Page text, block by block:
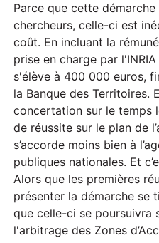
Parce que cette
chercheurs, celle-ci est
coût. En incluant la
prise en charge par
s'élève à 400 000 euros,
la Banque des Territoires.
concertation sur le temps
de réussite sur le plan de
s’accorde moins bien à
publiques nationales. Et
Alors que les premières
présenter la démarche se
que celle-ci se poursuivra
l'arbitrage des Zones